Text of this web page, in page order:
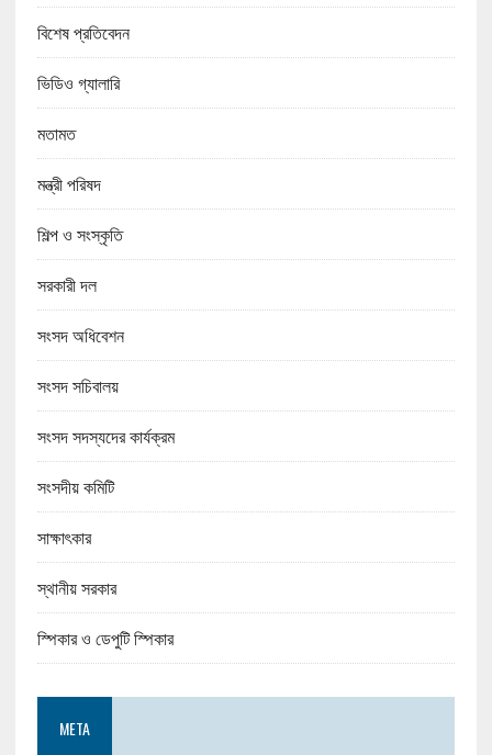
বিশেষ প্রতিবেদন
ভিডিও গ্যালারি
মতামত
মন্ত্রী পরিষদ
শিল্প ও সংস্কৃতি
সরকারী দল
সংসদ অধিবেশন
সংসদ সচিবালয়
সংসদ সদস্যদের কার্যক্রম
সংসদীয় কমিটি
সাক্ষাৎকার
স্থানীয় সরকার
স্পিকার ও ডেপুটি স্পিকার
META